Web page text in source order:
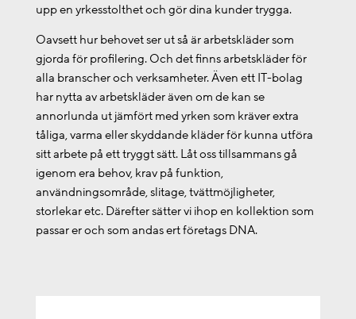
upp en yrkesstolthet och gör dina kunder trygga.
Oavsett hur behovet ser ut så är arbetskläder som
gjorda för profilering. Och det finns arbetskläder för
alla branscher och verksamheter. Även ett IT-bolag
har nytta av arbetskläder även om de kan se
annorlunda ut jämfört med yrken som kräver extra
tåliga, varma eller skyddande kläder för kunna utföra
sitt arbete på ett tryggt sätt. Låt oss tillsammans gå
igenom era behov, krav på funktion,
användningsområde, slitage, tvättmöjligheter,
storlekar etc. Därefter sätter vi ihop en kollektion som
passar er och som andas ert företags DNA.